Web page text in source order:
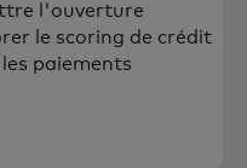
l'ouverture
le scoring de crédit
paiements